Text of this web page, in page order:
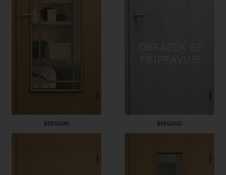
BERGAMO BERGAMO